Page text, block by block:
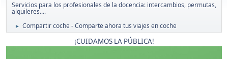
Servicios para los profesionales de la docencia: intercambios, permutas,
alquileres....
► Compartir coche - Comparte ahora tus viajes en coche
¡CUIDAMOS LA PÚBLICA!